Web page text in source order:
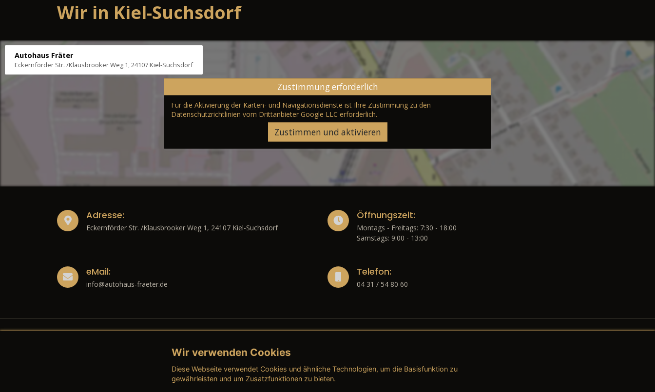
Wir in Kiel-Suchsdorf
Autohaus Fräter
Eckernförder Str. /Klausbrooker Weg 1, 24107 Kiel-Suchsdorf
Zustimmung erforderlich
Für die Aktivierung der Karten- und Navigationsdienste ist Ihre Zustimmung zu den
Datenschutzrichtlinien vom Drittanbieter Google LLC erforderlich.
Zustimmen und aktivieren
Adresse:
Eckernförder Str. /Klausbrooker Weg 1, 24107 Kiel-Suchsdorf
Öffnungszeit:
Montags - Freitags: 7:30 - 18:00
Samstags: 9:00 - 13:00
eMail:
info@autohaus-fraeter.de
Telefon:
04 31 / 54 80 60
Rechtliches
→ Impressum
→ AGB (Neuwagen)
→ AGB (Teile & Zubehör)
Wir verwenden Cookies
Diese Webseite verwendet Cookies und ähnliche Technologien, um die Basisfunktion zu
gewährleisten und um Zusatzfunktionen zu bieten.